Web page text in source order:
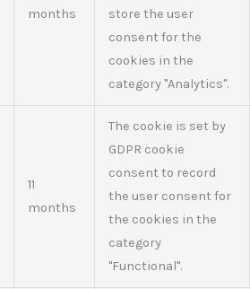
months
store the user
consent for the
cookies in the
category "Analytics".
11
months
The cookie is set by
GDPR cookie
consent to record
the user consent for
the cookies in the
category
"Functional".